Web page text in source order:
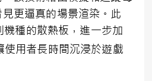
更逼真的場景渲染。此
種的散熱板，進一步加
使用者長時間沉浸於遊戲